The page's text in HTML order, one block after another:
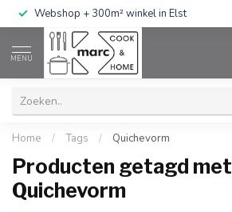
Webshop + 300m² winkel in Elst
MENU
Home / Tags / Quichevorm
Producten getagd met
Quichevorm